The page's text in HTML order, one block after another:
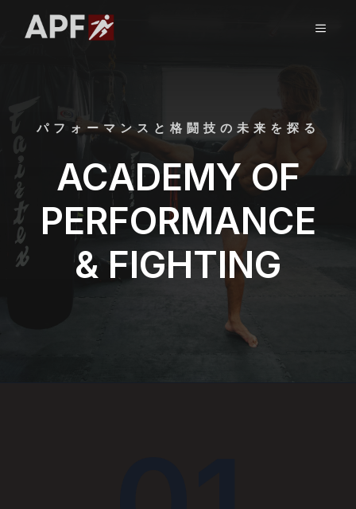
メ
パフォーマンスと格闘技の未来を探る
ACADEMY OF
PERFORMANCE
& FIGHTING